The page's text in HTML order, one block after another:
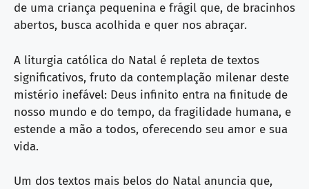
de uma criança pequenina e frágil que, de bracinhos
abertos, busca acolhida e quer nos abraçar.
A liturgia católica do Natal é repleta de textos
significativos, fruto da contemplação milenar deste
mistério inefável: Deus infinito entra na finitude de
nosso mundo e do tempo, da fragilidade humana, e
estende a mão a todos, oferecendo seu amor e sua
vida.
Um dos textos mais belos do Natal anuncia que,